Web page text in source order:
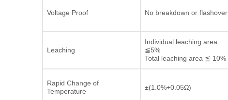
Voltage Proof No breakdown or flashover
Leaching
Individual leaching area
≦5%
Total leaching area ≦ 10%
Rapid Change of
Temperature
±(1.0%+0.05Ω)